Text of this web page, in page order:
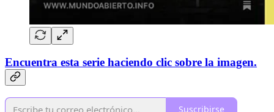
Encuentra esta serie haciendo clic sobre la imagen.
Suscribirse